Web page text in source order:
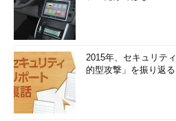
2015年、セキュリテ
的型攻撃」を振り返